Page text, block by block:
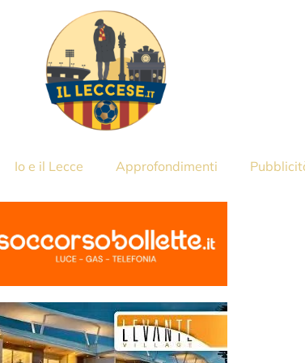
Io e il Lecce Approfondimenti